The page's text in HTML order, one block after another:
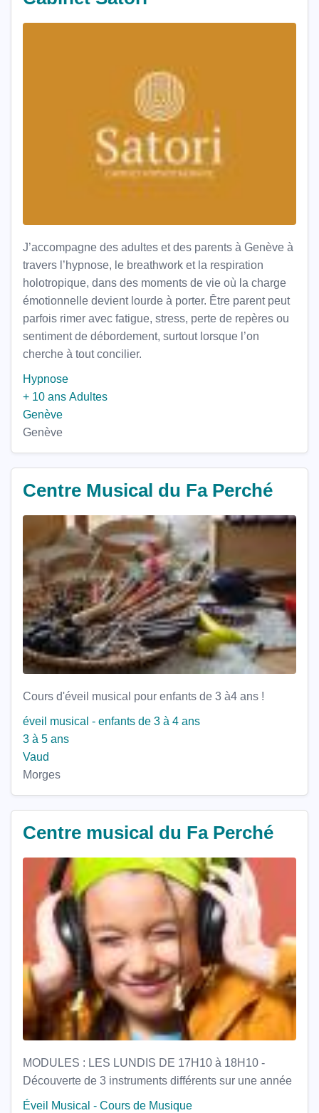
J’accompagne des adultes et des parents à Genève à
travers l’hypnose, le breathwork et la respiration
holotropique, dans des moments de vie où la charge
émotionnelle devient lourde à porter. Être parent peut
parfois rimer avec fatigue, stress, perte de repères ou
sentiment de débordement, surtout lorsque l’on
cherche à tout concilier.
Hypnose
+ 10 ans Adultes
Genève
Genève
Centre Musical du Fa Perché
Cours d'éveil musical pour enfants de 3 à4 ans !
éveil musical - enfants de 3 à 4 ans
3 à 5 ans
Vaud
Morges
Centre musical du Fa Perché
MODULES : LES LUNDIS DE 17H10 à 18H10 -
Découverte de 3 instruments différents sur une année
Éveil Musical - Cours de Musique